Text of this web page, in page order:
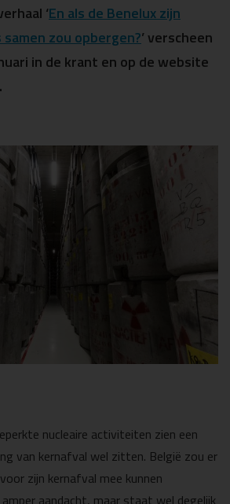
‘En als de Benelux zijn
zou opbergen?’ verscheen
in de krant en op de website
nucleaire activiteiten zien een
van kernafval wel zitten. België zou er
zijn kernafval mee kunnen